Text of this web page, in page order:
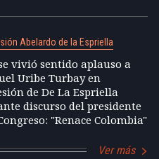
Abelardo de la Espriella
vivió sentido aplauso a
Uribe Turbay en
de De La Espriella
discurso del presidente
"Renace Colombia"
Ver más